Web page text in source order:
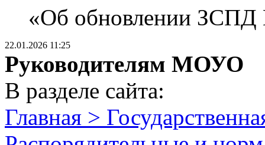
«Об обновлении
22.01.2026 11:25
Руководителям МОУО
В разделе сайта:
Главная >